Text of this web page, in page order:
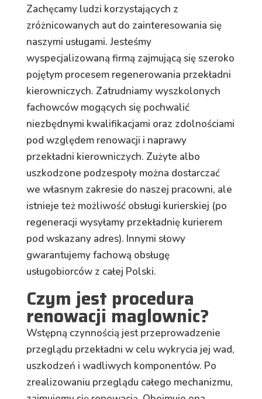
Zachęcamy ludzi korzystających z
zróżnicowanych aut do zainteresowania się
naszymi usługami. Jesteśmy
wyspecjalizowaną firmą zajmującą się szeroko
pojętym procesem regenerowania przekładni
kierowniczych. Zatrudniamy wyszkolonych
fachowców mogących się pochwalić
niezbędnymi kwalifikacjami oraz zdolnościami
pod względem renowacji i naprawy
przekładni kierowniczych. Zużyte albo
uszkodzone podzespoły można dostarczać
we własnym zakresie do naszej pracowni, ale
istnieje też możliwość obsługi kurierskiej (po
regeneracji wysyłamy przekładnię kurierem
pod wskazany adres). Innymi słowy
gwarantujemy fachową obsługę
usługobiorców z całej Polski.
Czym jest procedura
renowacji maglownic?
Wstępną czynnością jest przeprowadzenie
przeglądu przekładni w celu wykrycia jej wad,
uszkodzeń i wadliwych komponentów. Po
zrealizowaniu przeglądu całego mechanizmu,